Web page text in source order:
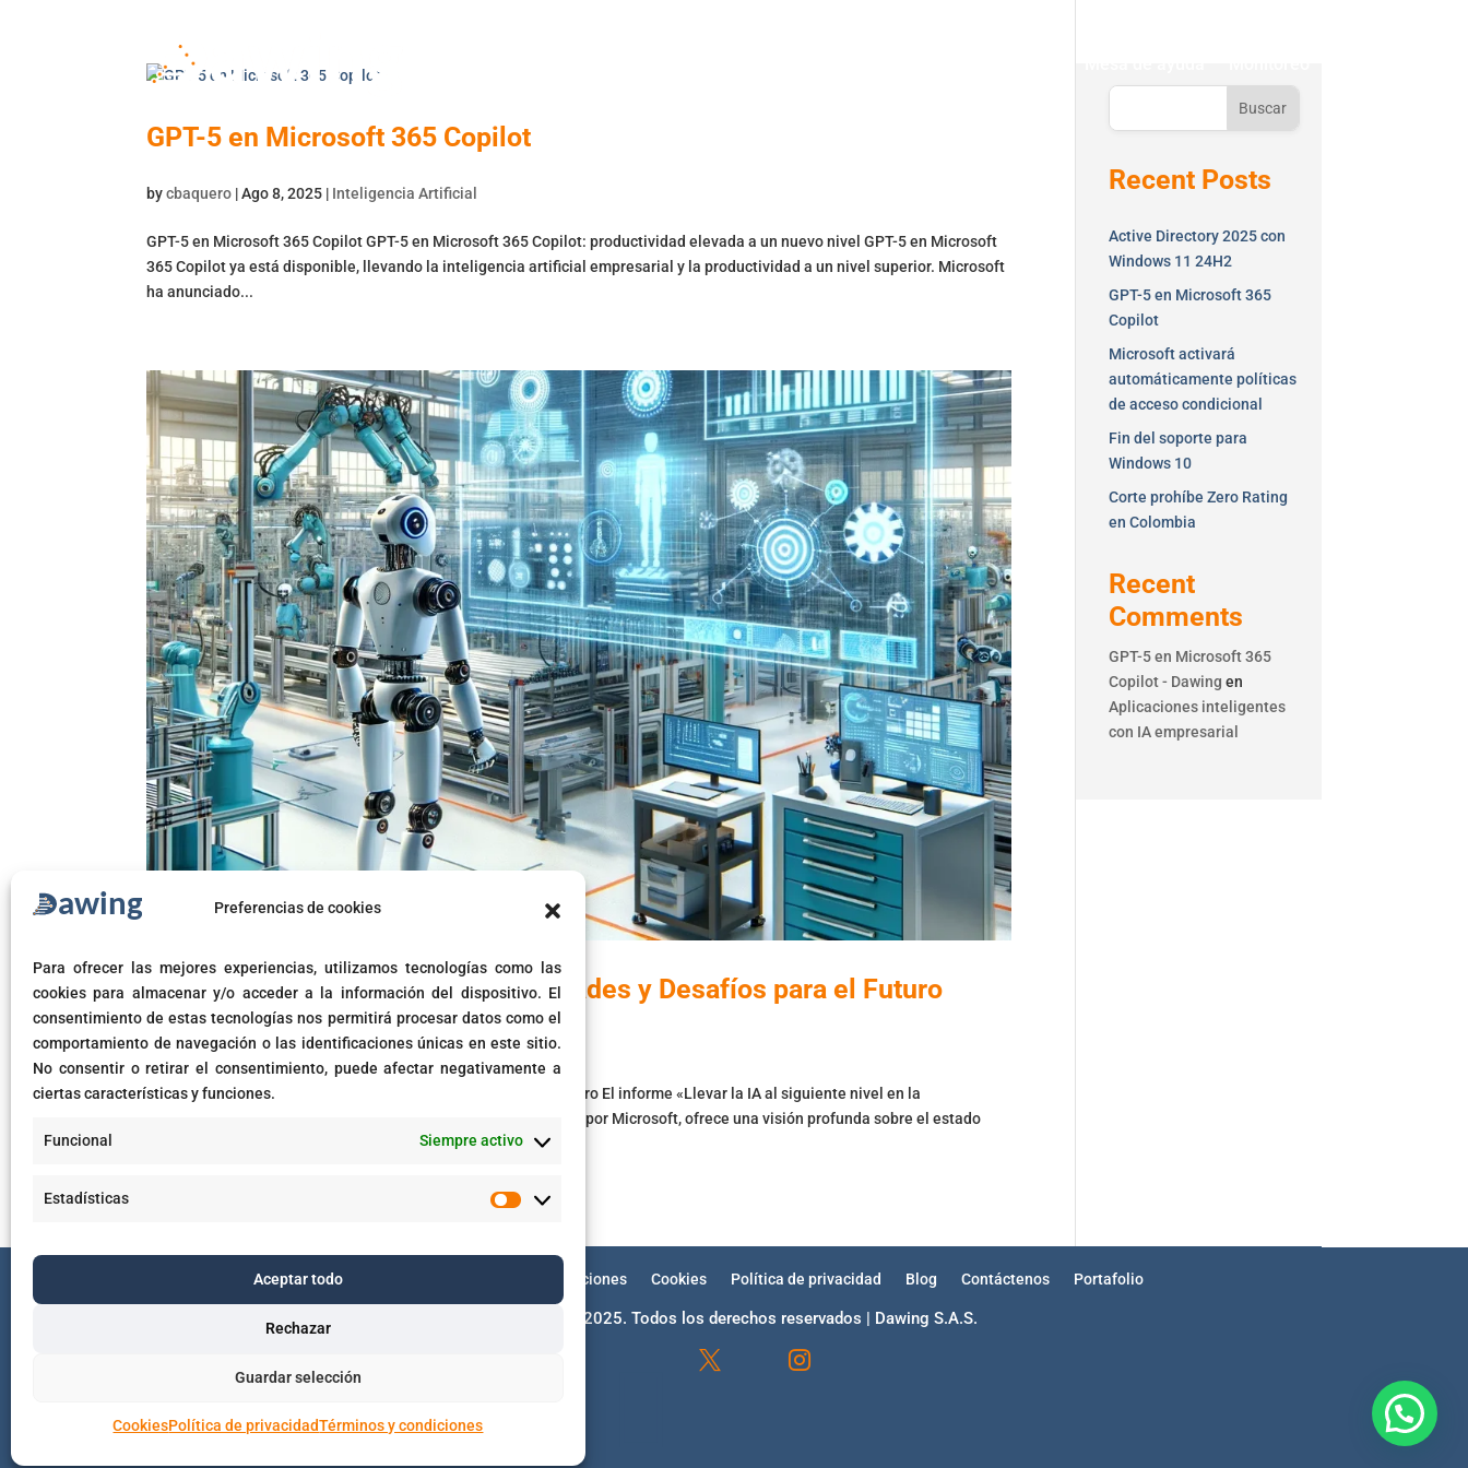
Preferencias de cookies
Para ofrecer las mejores experiencias, utilizamos tecnologías como las
cookies para almacenar y/o acceder a la información del dispositivo. El
consentimiento de estas tecnologías nos permitirá procesar datos como el
comportamiento de navegación o las identificaciones únicas en este sitio.
No consentir o retirar el consentimiento, puede afectar negativamente a
ciertas características y funciones.
Funcional Siempre activo
Estadísticas
Estadísticas
Aceptar todo
Rechazar
Guardar selección
CookiesPolítica de privacidadTérminos y condiciones
GPT-5 en Microsoft 365 Copilot
bycbaquero |Ago 8, 2025 | Inteligencia Artificial
GPT-5 en Microsoft 365 Copilot GPT-5 en Microsoft 365 Copilot: productividad elevada a un nuevo nivel GPT-5 en Microsoft
365 Copilot ya está disponible, llevando la inteligencia artificial empresarial y la productividad a un nivel superior. Microsoft
ha anunciado...
La IA en la Manufactura: Oportunidades y Desafíos para el Futuro
bycbaquero|May 26, 2024|Inteligencia Artificial
La IA en la Manufactura: Oportunidades y Desafíos para el Futuro El informe «Llevar la IA al siguiente nivel en la
manufactura» de MIT Technology Review Insights, patrocinado por Microsoft, ofrece una visión profunda sobre el estado
Buscar
Recent Posts
Active Directory 2025 con
Windows 11 24H2
GPT-5 en Microsoft 365
Copilot
Microsoft activará
automáticamente políticas
de acceso condicional
Fin del soporte para
Windows 10
Corte prohíbe Zero Rating
en Colombia
Recent
Comments
GPT-5 en Microsoft 365
Copilot - Dawing en
Aplicaciones inteligentes
con IA empresarial
Términos de uso Términos y condiciones Cookies Política de privacidad Blog Contáctenos Portafolio
Copyright © 2025. Todos los derechos reservados | Dawing S.A.S.
 